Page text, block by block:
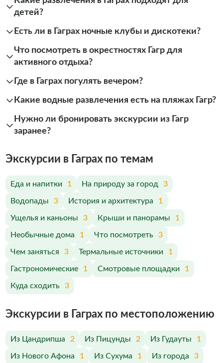
детей?
Есть ли в Гаграх ночные клубы и дискотеки?
Что посмотреть в окрестностях Гагр для
активного отдыха?
Где в Гаграх погулять вечером?
Какие водные развлечения есть на пляжах Гагр?
Нужно ли бронировать экскурсии из Гагр
заранее?
Экскурсии в Гаграх по темам
Еда и напитки 1 На природу за город 3
Водопады 3 История и архитектура 1
Ущелья и каньоны 3 Крыши и панорамы 1
Необычные дома 1 Что посмотреть 3
Чем заняться 3 Термальные источники 1
Гастрономические 1 Смотровые площадки 1
Куда сходить 3
Экскурсии в Гаграх по меcтоположению
Из Цандрипша 2 Из Пицунды 2 Из Гудауты 1
Из Нового Афона 1 Из Сухума 1 Из города 3